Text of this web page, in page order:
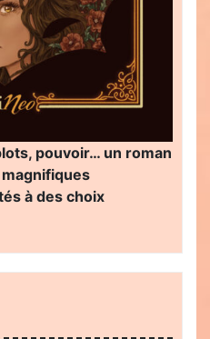
pouvoir… un roman
à des choix